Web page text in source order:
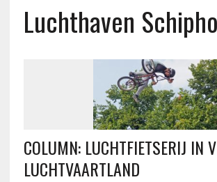
Luchthaven
COLUMN: LUCHTFIETSERIJ IN
LUCHTVAARTLAND